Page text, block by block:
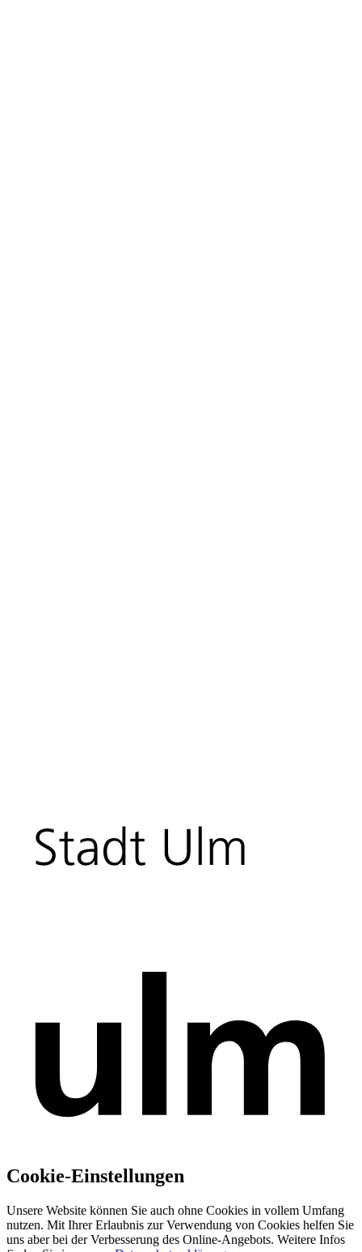
Cookie-Einstellungen
Unsere Website können Sie auch ohne Cookies in vollem Umfang
nutzen. Mit Ihrer Erlaubnis zur Verwendung von Cookies helfen Sie
uns aber bei der Verbesserung des Online-Angebots. Weitere Infos